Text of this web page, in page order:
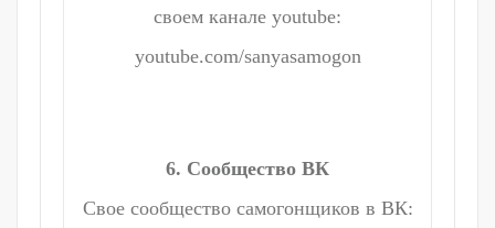
своем канале youtube:
youtube.com/sanyasamogon
6. Сообщество ВК
Свое сообщество самогонщиков в ВК: